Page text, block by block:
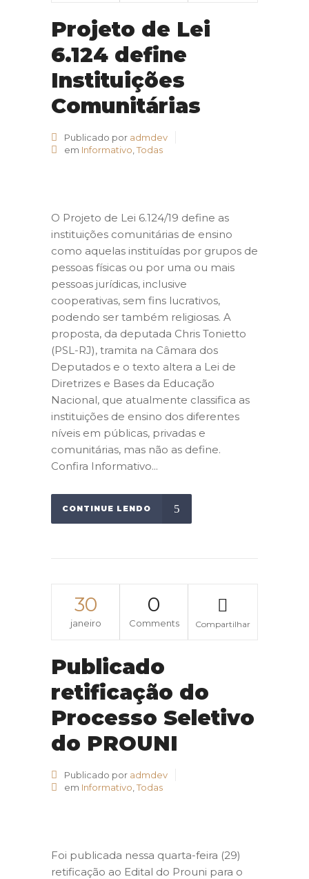
Projeto de Lei
6.124 define
Instituições
Comunitárias
Publicado por admdev
em Informativo Todas
O Projeto de Lei 6.124/19 define as
instituições comunitárias de ensino
como aquelas instituídas por grupos de
pessoas físicas ou por uma ou mais
pessoas jurídicas, inclusive
cooperativas, sem fins lucrativos,
podendo ser também religiosas. A
proposta, da deputada Chris Tonietto
(PSL-RJ), tramita na Câmara dos
Deputados e o texto altera a Lei de
Diretrizes e Bases da Educação
Nacional, que atualmente classifica as
instituições de ensino dos diferentes
níveis em públicas, privadas e
comunitárias, mas não as define.
Confira Informativo...
CONTINUE LENDO
30
janeiro
0
Comments Compartilhar
Publicado
retificação do
Processo Seletivo
do PROUNI
Publicado por admdev
em Informativo Todas
Foi publicada nessa quarta-feira (29)
retificação ao Edital do Prouni para o